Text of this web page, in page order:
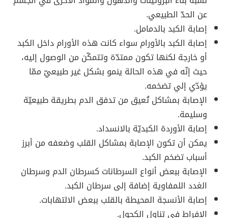
عن الحدّ الطبيعي.
إصابة الكبد بالدمامل.
إصابة الكبد بالأورام سواء كانت هذه الأورام داخل الكبد
أو خارجة لكنها تكون ممتدّة وتتمكّن من الوصول إليه،
حيث إنّه في هذه الحالة ينمو بشكل غير طبيعيّ ممّا
يؤدّي إلي تضخمه.
الإصابة بمشاكل تُعيق من تدفق الدم بطريقة طبيعيّة
وسليمة.
إصابة الأوردة الكبديّة بالانسداد.
يمكن أن تكون الإصابة بمشاكل القلب وضعفه من أبرز
أسباب تضخم الكبد.
الإصابة ببعض أنواع السرطانات كسرطان الدم وسرطان
الغدد اللمفاوية إضافة إلى سرطان الكبد.
إصابة الأنسجة المحيطة بالقلب ببعض الالتهابات.
الإفراط في تناول الكحول.